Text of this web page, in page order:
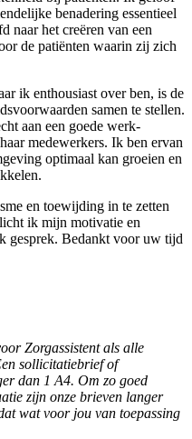
benadering essentieel
naar het creëren van een
de patiënten waarin zij zich
ik enthousiast over ben, is de
samen te stellen.
aan een goede werk-
medewerkers. Ik ben ervan
optimaal kan groeien en
en toewijding in te zetten
ik mijn motivatie en
gesprek. Bedankt voor uw tijd
Zorgassistent als alle
sollicitatiebrief of
dan 1 A4. Om zo goed
zijn onze brieven langer
wat voor jou van toepassing